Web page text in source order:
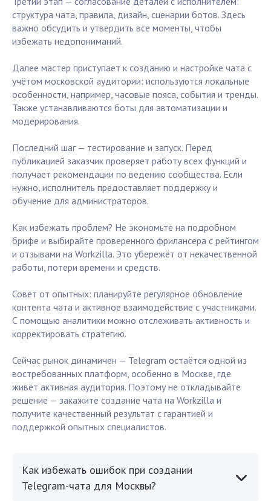
структура чата, правила, дизайн, сценарии ботов. Здесь
важно обсудить и утвердить все моменты, чтобы
избежать недопониманий.
Далее мастер приступает к созданию и настройке чата с
учётом московской аудитории: используются локальные
особенности, например, часовые пояса, события и тренды.
Также устанавливаются боты для автоматизации и
модерирования.
Последний шаг — тестирование и запуск. Перед
публикацией заказчик проверяет работу всех функций и
получает рекомендации по ведению сообщества. Если
нужно, исполнитель предоставляет поддержку и
обучение для администраторов.
Как избежать проблем? Не экономьте на подробном
брифе и выбирайте проверенного фрилансера с рейтингом
и отзывами на Workzilla. Это убережёт от некачественной
работы, потери времени и средств.
Совет от опытных: планируйте регулярное обновление
контента чата и активное взаимодействие с участниками.
С помощью аналитики можно отслеживать активность и
корректировать стратегию.
Сейчас рынок динамичен — Telegram остаётся одной из
востребованных платформ, особенно в Москве, где
живёт активная аудитория. Поэтому не откладывайте
решение — закажите создание чата на Workzilla и
получите качественный результат с гарантией и
поддержкой опытных специалистов.
Как избежать ошибок при создании
Telegram-чата для Москвы?